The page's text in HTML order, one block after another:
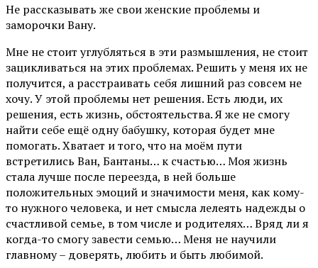
Не рассказывать же свои женские проблемы и
заморочки Вану.
Мне не стоит углубляться в эти размышления, не стоит
зацикливаться на этих проблемах. Решить у меня их не
получится, а расстраивать себя лишний раз совсем не
хочу. У этой проблемы нет решения. Есть люди, их
решения, есть жизнь, обстоятельства. Я же не смогу
найти себе ещё одну бабушку, которая будет мне
помогать. Хватает и того, что на моём пути
встретились Ван, Бантаны… к счастью… Моя жизнь
стала лучше после переезда, в ней больше
положительных эмоций и значимости меня, как кому-
то нужного человека, и нет смысла лелеять надежды о
счастливой семье, в том числе и родителях… Вряд ли я
когда-то смогу завести семью… Меня не научили
главному – доверять, любить и быть любимой.